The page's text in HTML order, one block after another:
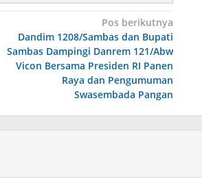
Pos berikutnya
Dandim 1208/Sambas dan Bupati
Sambas Dampingi Danrem 121/Abw
Vicon Bersama Presiden RI Panen
Raya dan Pengumuman
Swasembada Pangan